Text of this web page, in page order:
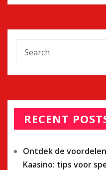
RECENT
Ontdek de
Kaasino: tips voor